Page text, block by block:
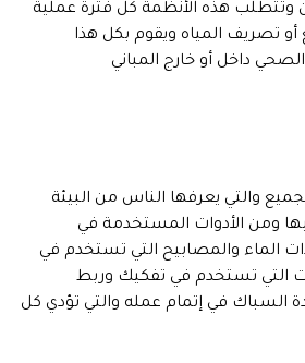
وتتطلب هذه الأنظمة كل فترة عملية
تصريف المياه ويقوم بكل هذا
داخل أو خارج المباني
والتي يعرفها الناس من البيئة
بها ومن الأدوات المستخدمة في
الماء والمصابيح التي تستخدم في
التي تستخدم في تفكيك وربط
في إتمام عمله والتي تؤدي كل